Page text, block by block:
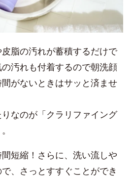
脂の汚れが蓄積するだけで
汚れも付着するので朝洗顔
がないときはサッと済ませ
なのが「クラリファイング
短縮！さらに、洗い流しや
、さっとすすぐことができ